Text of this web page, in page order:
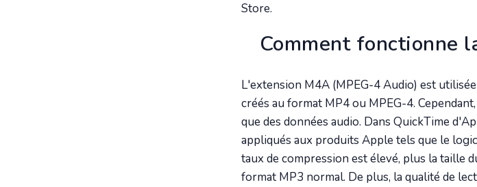
Store.
Comment fonctionne
L'extension M4A (MPEG-4 Audio) est
créés au format MP4 ou MPEG-4.
que des données audio. Dans QuickTime
appliqués aux produits Apple tels que le
taux de compression est élevé, plus la taille
format MP3 normal. De plus, la qualité de